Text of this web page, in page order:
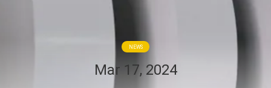
NEWS
Mar 17, 2024